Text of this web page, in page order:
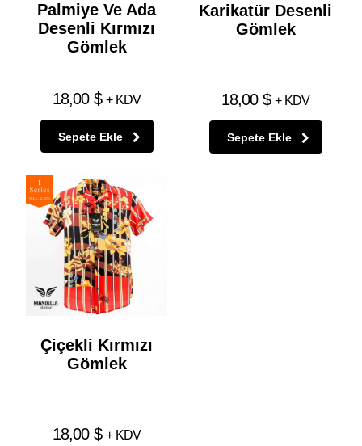
Palmiye Ve Ada
Desenli Kırmızı
Gömlek
18,00 $ + KDV
Sepete Ekle
Karikatür Desenli
Gömlek
18,00 $ + KDV
Sepete Ekle
Çiçekli Kırmızı
Gömlek
18,00 $ + KDV